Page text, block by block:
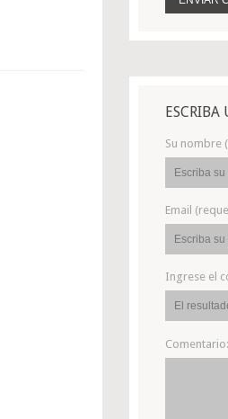
ESCRIBA
Su nombre
Email
Ingrese el
Comentario: